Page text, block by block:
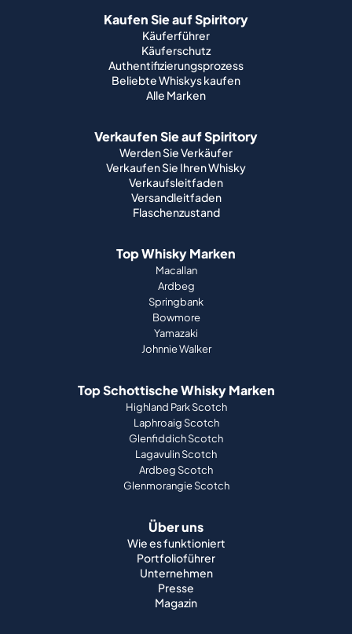
Kaufen Sie auf Spiritory
Käuferführer
Käuferschutz
Authentifizierungsprozess
Beliebte Whiskys kaufen
Alle Marken
Verkaufen Sie auf Spiritory
Werden Sie Verkäufer
Verkaufen Sie Ihren Whisky
Verkaufsleitfaden
Versandleitfaden
Flaschenzustand
Top Whisky Marken
Macallan
Ardbeg
Springbank
Bowmore
Yamazaki
Johnnie Walker
Top Schottische Whisky Marken
Highland Park Scotch
Laphroaig Scotch
Glenfiddich Scotch
Lagavulin Scotch
Ardbeg Scotch
Glenmorangie Scotch
Über uns
Wie es funktioniert
Portfolioführer
Unternehmen
Presse
Magazin